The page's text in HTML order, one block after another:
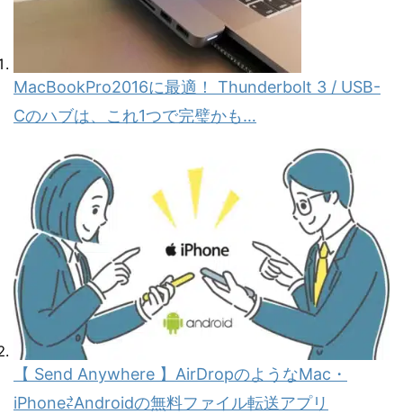
MacBookPro2016に最適！ Thunderbolt 3 / USB-
Cのハブは、これ1つで完璧かも…
【 Send Anywhere 】AirDropのようなMac・
iPhone⇄Androidの無料ファイル転送アプリ